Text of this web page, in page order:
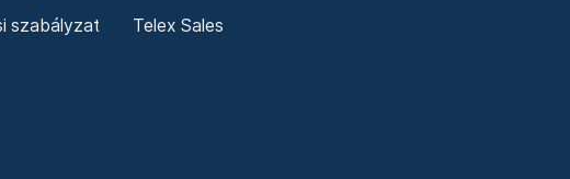
szabályzat Telex Sales